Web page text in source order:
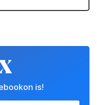
is!